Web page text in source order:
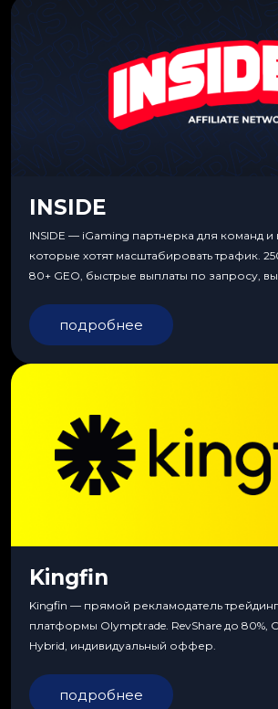
INSIDE
INSIDE — iGaming партнерка для команд и
которые хотят масштабировать трафик.
80+ GEO, быстрые выплаты по запросу,
подробнее
Kingfin
Kingfin — прямой рекламодатель
платформы Olymptrade. RevShare до 80%,
Hybrid, индивидуальный оффер.
подробнее